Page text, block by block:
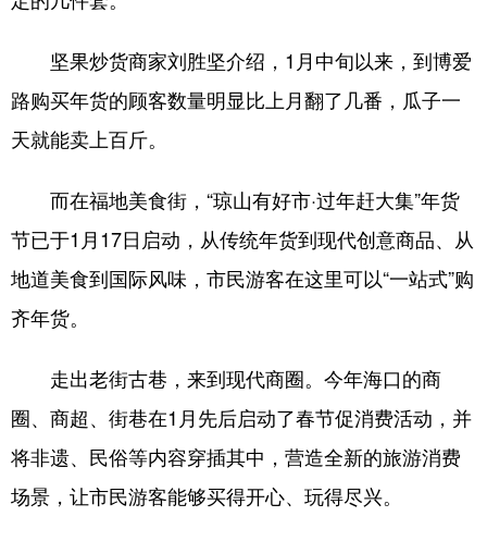
坚果炒货商家刘胜坚介绍，1月中旬以来，到博爱
路购买年货的顾客数量明显比上月翻了几番，瓜子一
天就能卖上百斤。
而在福地美食街，“琼山有好市·过年赶大集”年货
节已于1月17日启动，从传统年货到现代创意商品、从
地道美食到国际风味，市民游客在这里可以“一站式”购
齐年货。
走出老街古巷，来到现代商圈。今年海口的商
圈、商超、街巷在1月先后启动了春节促消费活动，并
将非遗、民俗等内容穿插其中，营造全新的旅游消费
场景，让市民游客能够买得开心、玩得尽兴。